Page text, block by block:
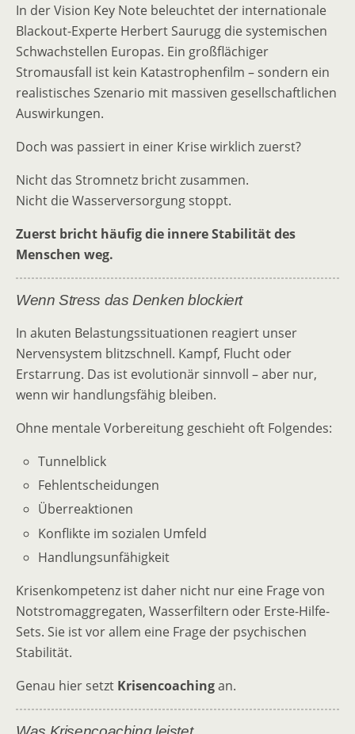
In der Vision Key Note beleuchtet der internationale
Blackout-Experte Herbert Saurugg die systemischen
Schwachstellen Europas. Ein großflächiger
Stromausfall ist kein Katastrophenfilm – sondern ein
realistisches Szenario mit massiven gesellschaftlichen
Auswirkungen.
Doch was passiert in einer Krise wirklich zuerst?
Nicht das Stromnetz bricht zusammen.
Nicht die Wasserversorgung stoppt.
Zuerst bricht häufig die innere Stabilität des
Menschen weg.
Wenn Stress das Denken blockiert
In akuten Belastungssituationen reagiert unser
Nervensystem blitzschnell. Kampf, Flucht oder
Erstarrung. Das ist evolutionär sinnvoll – aber nur,
wenn wir handlungsfähig bleiben.
Ohne mentale Vorbereitung geschieht oft Folgendes:
Tunnelblick
Fehlentscheidungen
Überreaktionen
Konflikte im sozialen Umfeld
Handlungsunfähigkeit
Krisenkompetenz ist daher nicht nur eine Frage von
Notstromaggregaten, Wasserfiltern oder Erste-Hilfe-
Sets. Sie ist vor allem eine Frage der psychischen
Stabilität.
Genau hier setzt Krisencoachingan.